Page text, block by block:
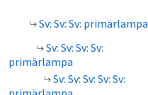
Sv: Sv: Sv: primärlampa
Sv: Sv: Sv: Sv:
primärlampa
Sv: Sv: Sv: Sv: Sv: